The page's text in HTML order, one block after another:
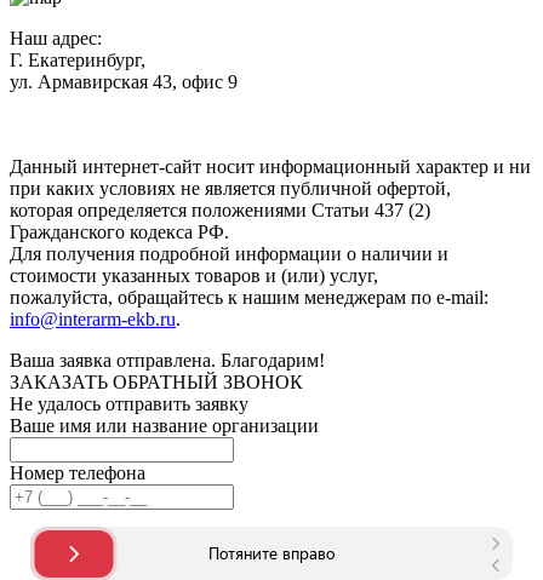
Наш адрес:
Г. Екатеринбург,
ул. Армавирская 43, офис 9
Данный интернет-сайт носит информационный характер и ни
при каких условиях не является публичной офертой,
которая определяется положениями Статьи 437 (2)
Гражданского кодекса РФ.
Для получения подробной информации о наличии и
стоимости указанных товаров и (или) услуг,
пожалуйста, обращайтесь к нашим менеджерам по e-mail:
info@interarm-ekb.ru.
Ваша заявка отправлена. Благодарим!
ЗАКАЗАТЬ ОБРАТНЫЙ ЗВОНОК
Не удалось отправить заявку
Ваше имя или название организации
Номер телефона